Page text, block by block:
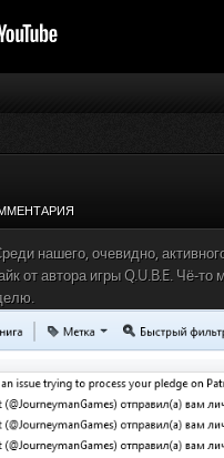
нашего, очевидно,
от автора игры Q.U.B.E. Чё-то